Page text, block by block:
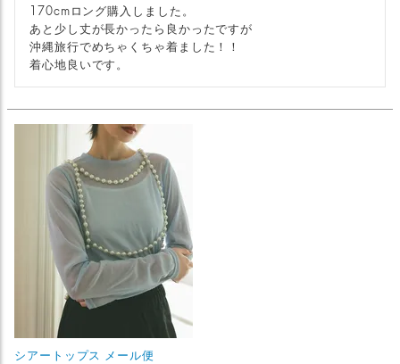
170cmロング購入しました。
あと少し丈が長かったら良かったですが
沖縄旅行でめちゃくちゃ着ました！！
着心地良いです。
シアートップス メール便